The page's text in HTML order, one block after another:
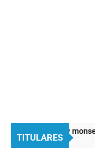
TITULARES
Carlos Balor y
1 Hora Atrás